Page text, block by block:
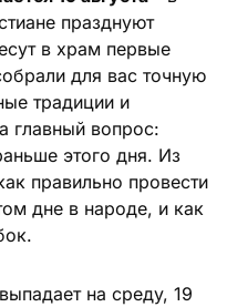
празднуют
в храм первые
для вас точную
традиции и
главный вопрос:
этого дня. Из
правильно провести
дне в народе, и как
на среду, 19